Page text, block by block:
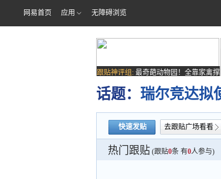
网易首页 应用 无障碍浏览
跟贴神评组: 最奇葩动物园！全靠家禽撑
场子
话题： 瑞尔竞达拟
快速发贴 去跟贴广场看看
热门跟贴 (跟贴0条 有0人参与)